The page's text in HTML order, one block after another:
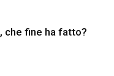
che fine ha fatto?